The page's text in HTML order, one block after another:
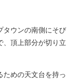
タウンの南側にそび
、頂上部分が切り立
ための天文台を持っ